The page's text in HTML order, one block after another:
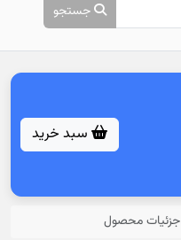
جستجو
سبد خرید
جزئیات محصول